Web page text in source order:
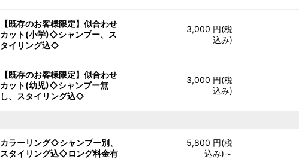
【既存のお客様限定】似合わせ
カット(小学)◇シャンプー、ス
タイリング込◇
3,000 円(税
込み)
【既存のお客様限定】似合わせ
カット(幼児)◇シャンプー無
し、スタイリング込◇
3,000 円(税
込み)
カラーリング◇シャンプー別、
スタイリング込◇ロング料金有
5,800 円(税
込み)～